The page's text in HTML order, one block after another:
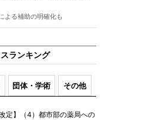
よる補助の明確化も
ランキング
団体・学術 その他
定】（4）都市部の薬局への